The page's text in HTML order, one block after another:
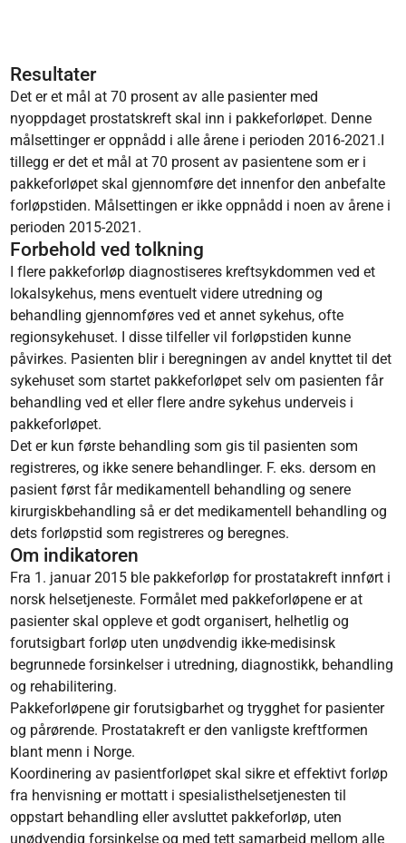
Resultater
Det er et mål at 70 prosent av alle pasienter med
nyoppdaget prostatskreft skal inn i pakkeforløpet. Denne
målsettinger er oppnådd i alle årene i perioden 2016-2021.I
tillegg er det et mål at 70 prosent av pasientene som er i
pakkeforløpet skal gjennomføre det innenfor den anbefalte
forløpstiden. Målsettingen er ikke oppnådd i noen av årene i
perioden 2015-2021.
Forbehold ved tolkning
I flere pakkeforløp diagnostiseres kreftsykdommen ved et
lokalsykehus, mens eventuelt videre utredning og
behandling gjennomføres ved et annet sykehus, ofte
regionsykehuset. I disse tilfeller vil forløpstiden kunne
påvirkes. Pasienten blir i beregningen av andel knyttet til det
sykehuset som startet pakkeforløpet selv om pasienten får
behandling ved et eller flere andre sykehus underveis i
pakkeforløpet.
Det er kun første behandling som gis til pasienten som
registreres, og ikke senere behandlinger. F. eks. dersom en
pasient først får medikamentell behandling og senere
kirurgiskbehandling så er det medikamentell behandling og
dets forløpstid som registreres og beregnes.
Om indikatoren
Fra 1. januar 2015 ble pakkeforløp for prostatakreft innført i
norsk helsetjeneste. Formålet med pakkeforløpene er at
pasienter skal oppleve et godt organisert, helhetlig og
forutsigbart forløp uten unødvendig ikke-medisinsk
begrunnede forsinkelser i utredning, diagnostikk, behandling
og rehabilitering.
Pakkeforløpene gir forutsigbarhet og trygghet for pasienter
og pårørende. Prostatakreft er den vanligste kreftformen
blant menn i Norge.
Koordinering av pasientforløpet skal sikre et effektivt forløp
fra henvisning er mottatt i spesialisthelsetjenesten til
oppstart behandling eller avsluttet pakkeforløp, uten
unødvendig forsinkelse og med tett samarbeid mellom alle